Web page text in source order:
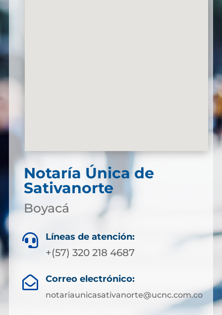
Notaría Única de
Sativanorte
Boyacá
 Líneas de atención:
+(57) 320 218 4687
 Correo electrónico:
notariaunicasativanorte@ucnc.com.co